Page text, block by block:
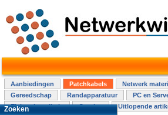
Aanbiedingen Patchkabels Netwerk
Gereedschap
Randapparatuur PC en
Elektra installatie
Overige Uitlopende
Zoeken